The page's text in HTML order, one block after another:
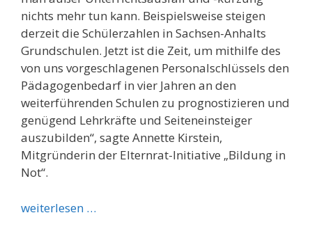
nichts mehr tun kann. Beispielsweise steigen
derzeit die Schülerzahlen in Sachsen-Anhalts
Grundschulen. Jetzt ist die Zeit, um mithilfe des
von uns vorgeschlagenen Personalschlüssels den
Pädagogenbedarf in vier Jahren an den
weiterführenden Schulen zu prognostizieren und
genügend Lehrkräfte und Seiteneinsteiger
auszubilden“, sagte Annette Kirstein,
Mitgründerin der Elternrat-Initiative „Bildung in
Not“.
weiterlesen …